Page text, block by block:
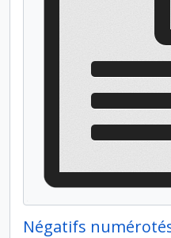
Négatifs